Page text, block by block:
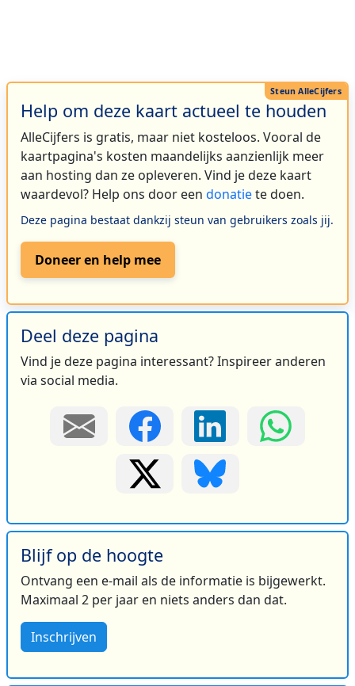
Help om deze kaart actueel te houden
AlleCijfers is gratis, maar niet kosteloos. Vooral de
kaartpagina's kosten maandelijks aanzienlijk meer
aan hosting dan ze opleveren. Vind je deze kaart
waardevol? Help ons door een donatiete doen.
Deze pagina bestaat dankzij steun van gebruikers zoals jij.
Doneer en help mee
Deel deze pagina
Vind je deze pagina interessant? Inspireer anderen
via social media.
Blijf op de hoogte
Ontvang een e-mail als de informatie is bijgewerkt.
Maximaal 2 per jaar en niets anders dan dat.
Inschrijven